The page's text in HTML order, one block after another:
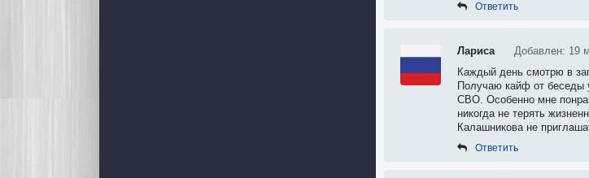
Ответить
Лариса Добавлен: 19
Каждый день смотрю в
Получаю кайф от беседы
СВО. Особенно мне
никогда не терять
Калашникова не
Ответить